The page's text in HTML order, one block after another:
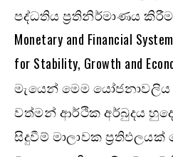
පද්ධතිය ප්‍රතිනිර්මාණය කිරීම”
Monetary and Financial
for Stability, Growth and
මැයෙන් මෙම යෝජනාවලිය
වත්මන් ආර්ථික අර්බුදය
සිදුවීම් මාලාවක